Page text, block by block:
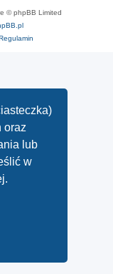
oraz
lub
w
© phpBB Limited